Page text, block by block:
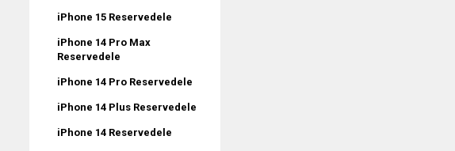
iPhone 15 Reservedele
iPhone 14 Pro Max
Reservedele
iPhone 14 Pro Reservedele
iPhone 14 Plus Reservedele
iPhone 14 Reservedele